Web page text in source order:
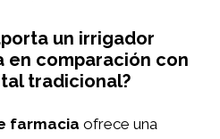
un irrigador
en comparación con
tradicional?
farmacia ofrece una